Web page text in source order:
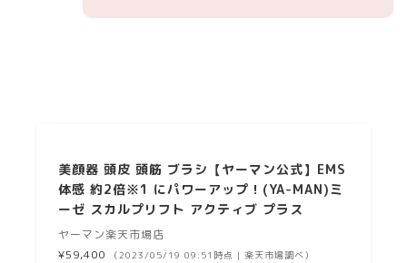
美顔器 頭皮 頭筋 ブラシ【ヤーマン公式】EMS
体感 約2倍※1 にパワーアップ！(YA-MAN)ミ
ーゼ スカルプリフト アクティブ プラス
ヤーマン楽天市場店
¥59,400
（2023/05/19 09:51時点 | 楽天市場調べ）